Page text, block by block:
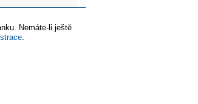
Nemáte-li ještě